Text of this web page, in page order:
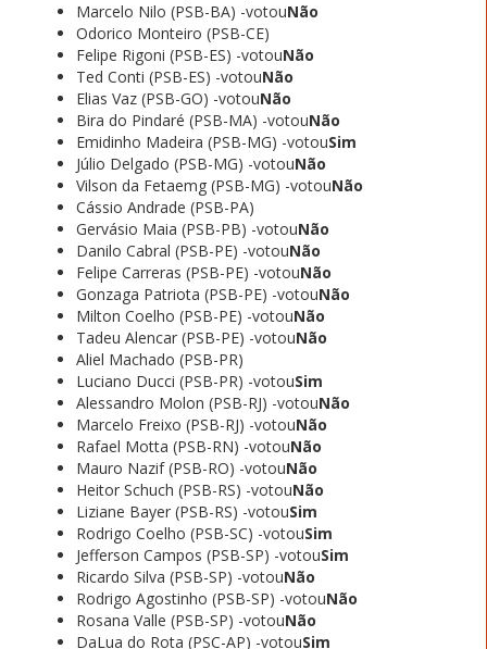
Marcelo Nilo (PSB-BA) -votouNão
Odorico Monteiro (PSB-CE)
Felipe Rigoni (PSB-ES) -votouNão
Ted Conti (PSB-ES) -votouNão
Elias Vaz (PSB-GO) -votouNão
Bira do Pindaré (PSB-MA) -votouNão
Emidinho Madeira (PSB-MG) -votouSim
Júlio Delgado (PSB-MG) -votouNão
Vilson da Fetaemg (PSB-MG) -votouNão
Cássio Andrade (PSB-PA)
Gervásio Maia (PSB-PB) -votouNão
Danilo Cabral (PSB-PE) -votouNão
Felipe Carreras (PSB-PE) -votouNão
Gonzaga Patriota (PSB-PE) -votouNão
Milton Coelho (PSB-PE) -votouNão
Tadeu Alencar (PSB-PE) -votouNão
Aliel Machado (PSB-PR)
Luciano Ducci (PSB-PR) -votouSim
Alessandro Molon (PSB-RJ) -votouNão
Marcelo Freixo (PSB-RJ) -votouNão
Rafael Motta (PSB-RN) -votouNão
Mauro Nazif (PSB-RO) -votouNão
Heitor Schuch (PSB-RS) -votouNão
Liziane Bayer (PSB-RS) -votouSim
Rodrigo Coelho (PSB-SC) -votouSim
Jefferson Campos (PSB-SP) -votouSim
Ricardo Silva (PSB-SP) -votouNão
Rodrigo Agostinho (PSB-SP) -votouNão
Rosana Valle (PSB-SP) -votouNão
DaLua do Rota (PSC-AP) -votouSim